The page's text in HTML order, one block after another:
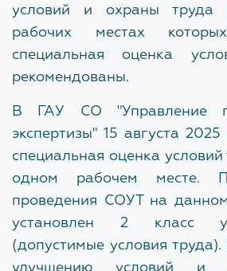
ЗАКРЫТЬ
условий и охранытруда
рабочих местах
специальная оценка
рекомендованы.
В ГАУ СО "Управление
экспертизы" 15 августа
специальная оценка
одном рабочем месте.
проведения СОУТ на
установлен 2 класс
(допустимые условия
улучшению условий и